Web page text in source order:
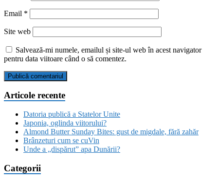
Email *
Site web
Salvează-mi numele, emailul și site-ul web în acest navigator
pentru data viitoare când o să comentez.
Articole recente
Datoria publică a Statelor Unite
Japonia, oglinda viitorului?
Almond Butter Sunday Bites: gust de migdale, fără zahăr
Brânzeturi cum se cuVin
Unde a „dispărut” apa Dunării?
Categorii